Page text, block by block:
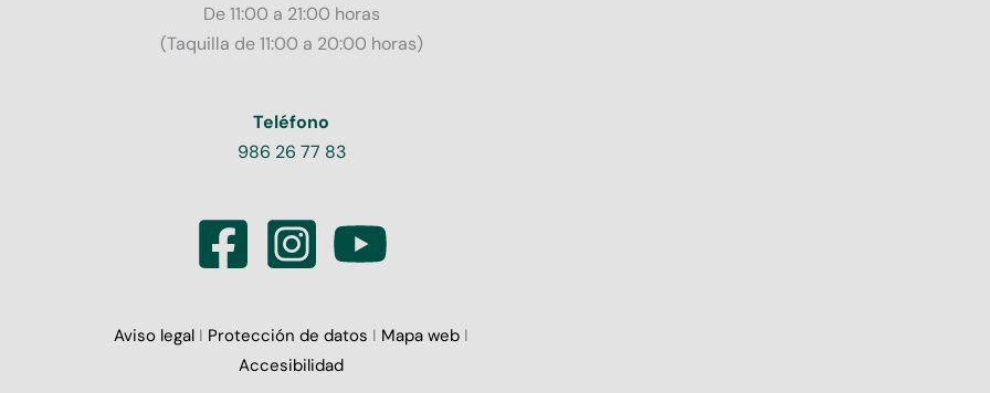
De 11:00 a 21:00 horas
(Taquilla de 11:00 a 20:00 horas)
Teléfono
986 26 77 83
Aviso legal I Protección de datos I Mapa web I
Accesibilidad